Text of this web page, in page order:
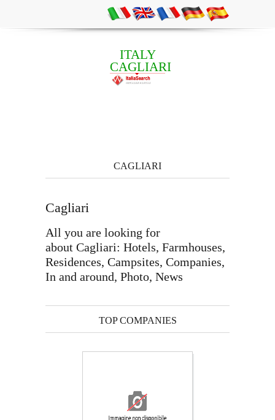
ITALY
CAGLIARI
CAGLIARI
Cagliari
All you are looking for
about Cagliari: Hotels, Farmhouses,
Residences, Campsites, Companies,
In and around, Photo, News
TOP COMPANIES